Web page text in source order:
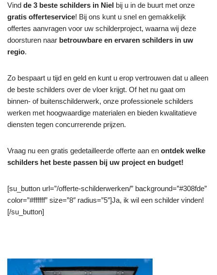
Vind de 3 beste schilders in Niel bij u in de buurt met onze
gratis offerteservice! Bij ons kunt u snel en gemakkelijk
offertes aanvragen voor uw schilderproject, waarna wij deze
doorsturen naar betrouwbare en ervaren schilders in uw
regio.
Zo bespaart u tijd en geld en kunt u erop vertrouwen dat u alleen
de beste schilders over de vloer krijgt. Of het nu gaat om
binnen- of buitenschilderwerk, onze professionele schilders
werken met hoogwaardige materialen en bieden kwalitatieve
diensten tegen concurrerende prijzen.
Vraag nu een gratis gedetailleerde offerte aan en ontdek welke
schilders het beste passen bij uw project en budget!
[su_button url=”/offerte-schilderwerken/” background=”#308fde”
color=”#ffffff” size=”8″ radius=”5″]Ja, ik wil een schilder vinden!
[/su_button]